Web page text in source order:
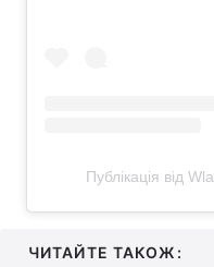
Публікація від
ЧИТАЙТЕ ТАКОЖ: